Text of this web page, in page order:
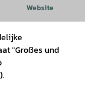
Website
niet ver van
"Großes und